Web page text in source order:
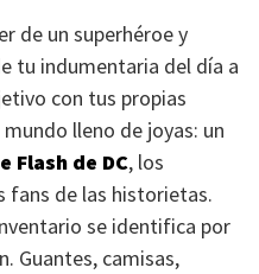
de un superhéroe y
tu indumentaria del día a
con tus propias
lleno de joyas: un
Flash de DC, los
fans de las historietas.
se identifica por
Guantes, camisas,